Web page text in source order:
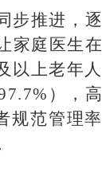
步推进，逐
家庭医生在
以上老年人
），高
规范管理率